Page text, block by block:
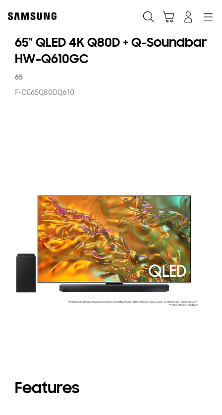
content
accessibility
65" QLED 4K Q80D + Q-Soundbar
HW-Q610GC
65
F-DE65Q80DQ610
Features